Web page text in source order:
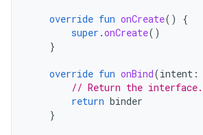
override fun onCreate()
{
super .onCreate()
}
override fun onBind(intent :
// Return the interface.
return binder
}